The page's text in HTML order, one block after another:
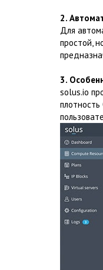
2.
Для
простой,
3.
solus.io